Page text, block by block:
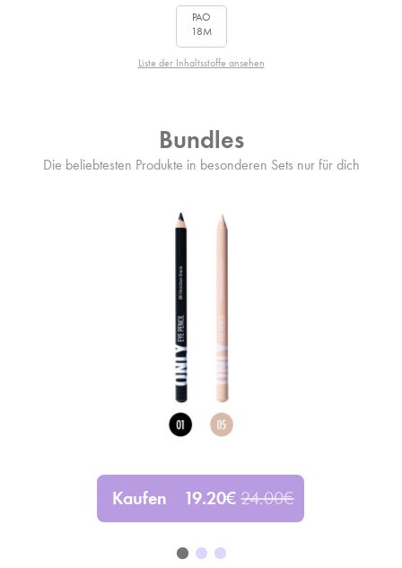
PAO
18M
Liste der Inhaltsstoffe ansehen
Bundles
Die beliebtesten Produkte in besonderen Sets nur für dich
Kaufen 24.00€
19.20€